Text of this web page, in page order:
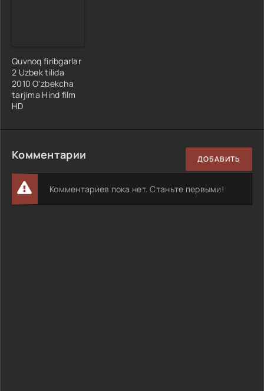
Quvnoq firibgarlar
2 Uzbek tilida
2010 O'zbekcha
tarjima Hind film
HD
Комментарии ДОБАВИТЬ
Комментариев пока нет. Станьте первыми!